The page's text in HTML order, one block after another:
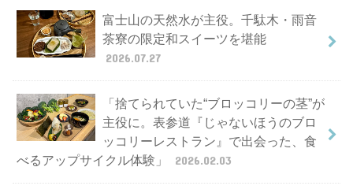
富士山の天然水が主役。千駄木・雨音
茶寮の限定和スイーツを堪能
2026.07.27
「捨てられていた“ブロッコリーの茎”が
主役に。表参道『じゃないほうのブロ
ッコリーレストラン』で出会った、食
べるアップサイクル体験」
2026.02.03